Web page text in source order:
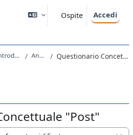
Ospite Accedi
Introduzione Annunci Questionario Concettuale "Post"
"Post"